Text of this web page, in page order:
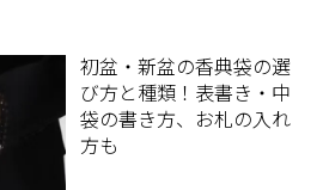
初盆・新盆の香典袋の選
び方と種類！表書き・中
袋の書き方、お札の入れ
方も